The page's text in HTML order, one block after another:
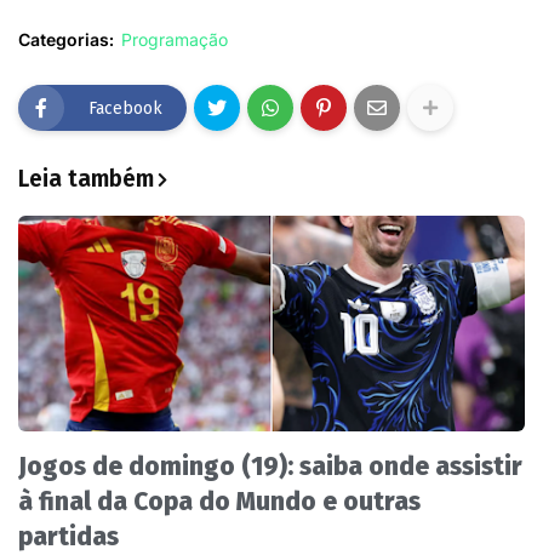
Categorias: Programação
Facebook
Leia também
Jogos de domingo (19): saiba onde assistir
à final da Copa do Mundo e outras
partidas